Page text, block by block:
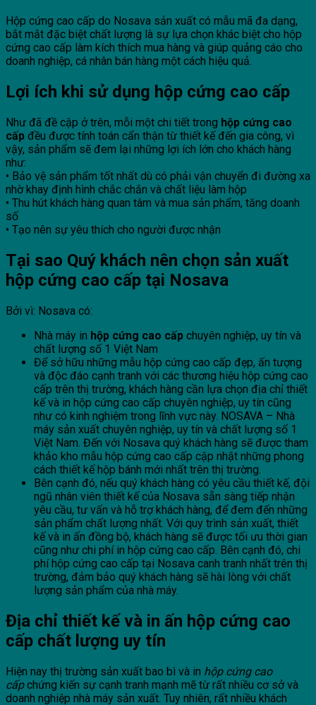
Hộp cứng cao cấp do Nosava sản xuất có mẫu mã đa dạng,
bắt mắt đặc biệt chất lượng là sự lựa chọn khác biệt cho hộp
cứng cao cấp làm kích thích mua hàng và giúp quảng cáo cho
doanh nghiệp, cá nhân bán hàng một cách hiệu quả.
Lợi ích khi sử dụng hộp cứng cao cấp
Như đã đề cập ở trên, mỗi một chi tiết trong hộp cứng cao
cấp đều được tính toán cẩn thận từ thiết kế đến gia công, vì
vậy, sản phẩm sẽ đem lại những lợi ích lớn cho khách hàng
như:
• Bảo vệ sản phẩm tốt nhất dù có phải vận chuyển đi đường xa
nhờ khay định hình chắc chắn và chất liệu làm hộp
• Thu hút khách hàng quan tâm và mua sản phẩm, tăng doanh
số
• Tạo nên sự yêu thích cho người được nhận
Tại sao Quý khách nên chọn sản xuất
hộp cứng cao cấp tại Nosava
Bởi vì: Nosava có:
Nhà máy in hộp cứng cao cấp chuyên nghiệp, uy tín và
chất lượng số 1 Việt Nam
Để sở hữu những mẫu hộp cứng cao cấp đẹp, ấn tượng
và độc đáo cạnh tranh với các thương hiệu hộp cứng cao
cấp trên thị trường, khách hàng cần lựa chọn địa chỉ thiết
kế và in hộp cứng cao cấp chuyên nghiệp, uy tín cũng
như có kinh nghiệm trong lĩnh vực này. NOSAVA – Nhà
máy sản xuất chuyên nghiệp, uy tín và chất lượng số 1
Việt Nam. Đến với Nosava quý khách hàng sẽ được tham
khảo kho mẫu hộp cứng cao cấp cập nhật những phong
cách thiết kế hộp bánh mới nhất trên thị trường.
Bên cạnh đó, nếu quý khách hàng có yêu cầu thiết kế, đội
ngũ nhân viên thiết kế của Nosava sẵn sàng tiếp nhận
yêu cầu, tư vấn và hỗ trợ khách hàng, để đem đến những
sản phẩm chất lượng nhất. Với quy trình sản xuất, thiết
kế và in ấn đồng bộ, khách hàng sẽ được tối ưu thời gian
cũng như chi phí in hộp cứng cao cấp. Bên cạnh đó, chi
phí hộp cứng cao cấp tại Nosava canh tranh nhất trên thị
trường, đảm bảo quý khách hàng sẽ hài lòng với chất
lượng sản phẩm của nhà máy.
Địa chỉ thiết kế và in ấn hộp cứng cao
cấp chất lượng uy tín
Hiện nay thị trường sản xuất bao bì và in hộp cứng cao
cấpchứng kiến sự cạnh tranh mạnh mẽ từ rất nhiều cơ sở và
doanh nghiệp nhà máy sản xuất. Tuy nhiên, rất nhiều khách